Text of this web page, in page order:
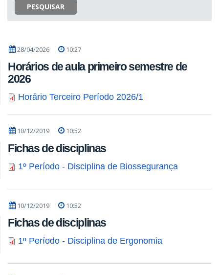
PESQUISAR
28/04/2026 10:27
Horários de aula primeiro semestre de
2026
Horário Terceiro Período 2026/1
10/12/2019 10:52
Fichas de disciplinas
1º Período - Disciplina de Biossegurança
10/12/2019 10:52
Fichas de disciplinas
1º Período - Disciplina de Ergonomia